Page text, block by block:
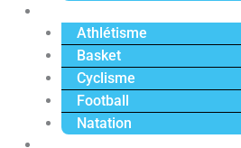
Athlétisme
Basket
Cyclisme
Football
Natation